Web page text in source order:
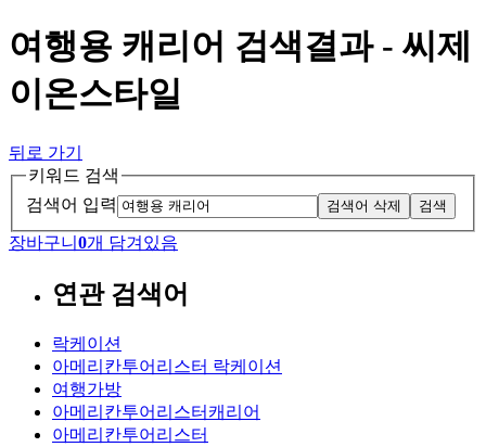
여행용 캐리어 검색결과 - 씨제
이온스타일
뒤로 가기
키워드 검색
검색어 입력
검색어 삭제 검색
장바구니 0개 담겨있음
연관 검색어
락케이션
아메리칸투어리스터 락케이션
여행가방
아메리칸투어리스터캐리어
아메리칸투어리스터